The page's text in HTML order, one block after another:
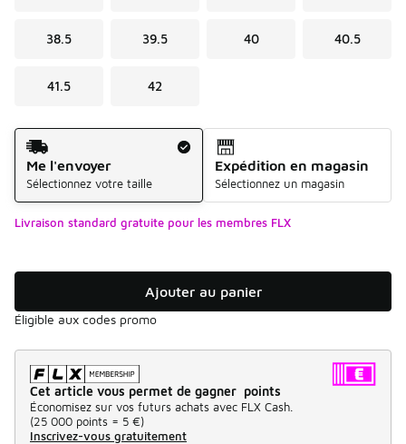
38.5 39.5 40 40.5
41.5 42
Mode d'expédition
Me l'envoyer
Sélectionnez votre taille
Expédition en magasin
Sélectionnez un magasin
Livraison standard gratuite pour les membres FLX
Ajouter au panier
Éligible aux codes promo
Cet article vous permet de gagner points
Économisez sur vos futurs achats avec FLX Cash.
(25 000 points = 5 €)
Inscrivez-vous gratuitement